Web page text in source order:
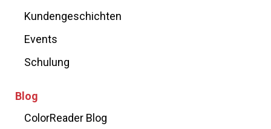
Kundengeschichten
Events
Schulung
Blog
ColorReader Blog